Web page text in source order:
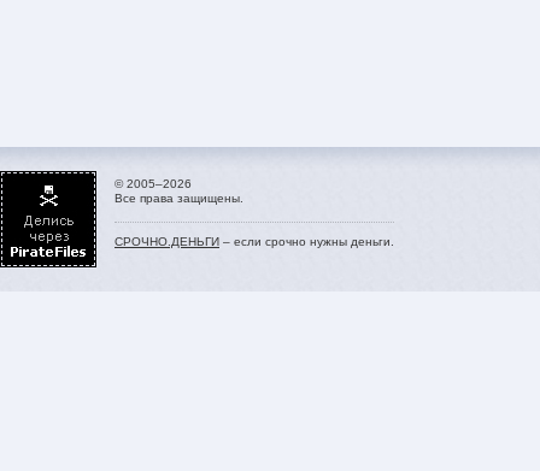
© 2005–2026
Все права защищены.
СРОЧНО.ДЕНЬГИ – если срочно нужны деньги.